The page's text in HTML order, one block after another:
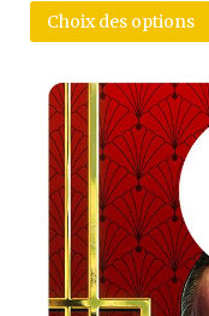
Choix des options